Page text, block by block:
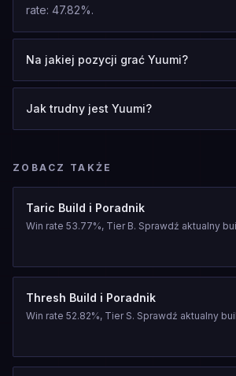
rate: 47.82%.
Na jakiej pozycji grać Yuumi?
Jak trudny jest Yuumi?
ZOBACZ TAKŻE
Taric Build i Poradnik
Win rate 53.77%, Tier B. Sprawdź aktualny
Thresh Build i Poradnik
Win rate 52.82%, Tier S. Sprawdź aktualny